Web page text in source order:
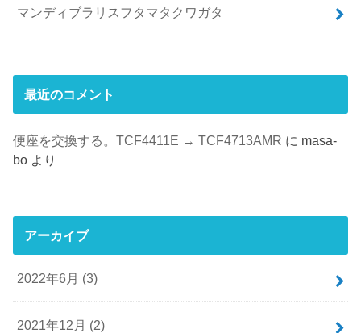
マンディブラリスフタマタクワガタ
最近のコメント
便座を交換する。TCF4411E → TCF4713AMR に masa-
bo より
アーカイブ
2022年6月 (3)
2021年12月 (2)